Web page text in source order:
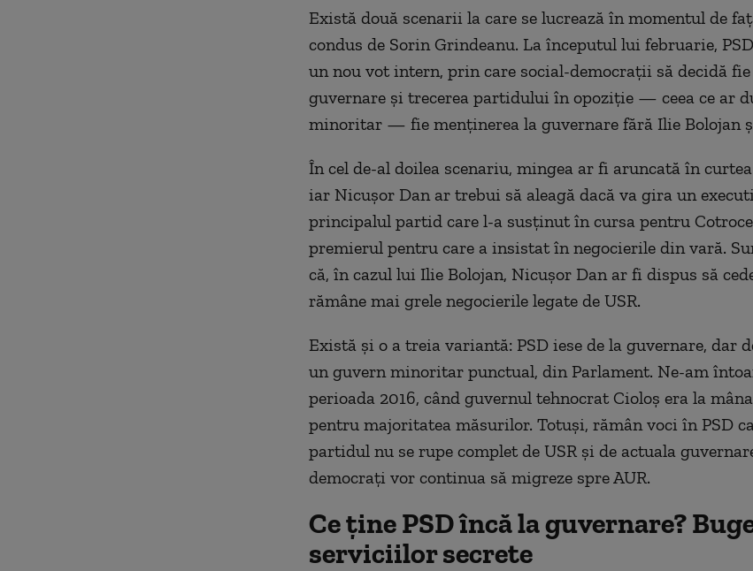
Există două scenarii la care se lucrează în momentul de
condus de Sorin Grindeanu. La începutul lui februarie,
un nou vot intern, prin care social-democrații să decidă
guvernare și trecerea partidului în opoziție — ceea ce ar
minoritar — fie menținerea la guvernare fără Ilie Bolojan
În cel de-al doilea scenariu, mingea ar fi aruncată în
iar Nicușor Dan ar trebui să aleagă dacă va gira un
principalul partid care l-a susținut în cursa pentru
premierul pentru care a insistat în negocierile din vară.
că, în cazul lui Ilie Bolojan, Nicușor Dan ar fi dispus să
rămâne mai grele negocierile legate de USR.
Există și o a treia variantă: PSD iese de la guvernare, dar
un guvern minoritar punctual, din Parlament. Ne-am
perioada 2016, când guvernul tehnocrat Cioloș era la
pentru majoritatea măsurilor. Totuși, rămân voci în PSD
partidul nu se rupe complet de USR și de actuala
democrați vor continua să migreze spre AUR.
Ce ține PSD încă la guvernare?
serviciilor secrete